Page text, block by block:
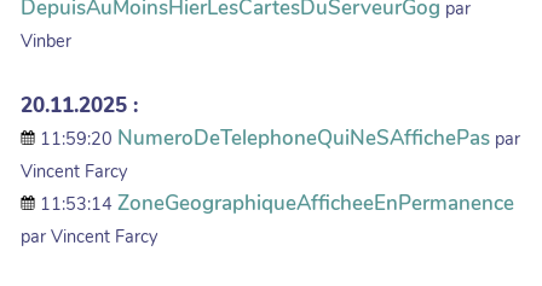
DepuisAuMoinsHierLesCartesDuServeurGog par
Vinber
20.11.2025 :
11:59:20 NumeroDeTelephoneQuiNeSAffichePas par
Vincent Farcy
11:53:14 ZoneGeographiqueAfficheeEnPermanence
par Vincent Farcy